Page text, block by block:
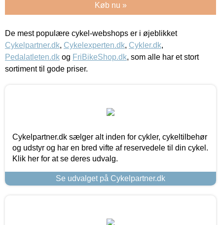
Køb nu »
De mest populære cykel-webshops er i øjeblikket
Cykelpartner.dk, Cykelexperten.dk, Cykler.dk,
Pedalatleten.dk og FriBikeShop.dk, som alle har et stort
sortiment til gode priser.
Cykelpartner.dk sælger alt inden for cykler, cykeltilbehør
og udstyr og har en bred vifte af reservedele til din cykel.
Klik her for at se deres udvalg.
Se udvalget på Cykelpartner.dk